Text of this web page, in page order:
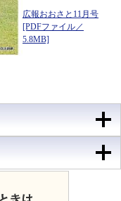
広報おおさと11月号
[PDFファイル／
5.8MB]